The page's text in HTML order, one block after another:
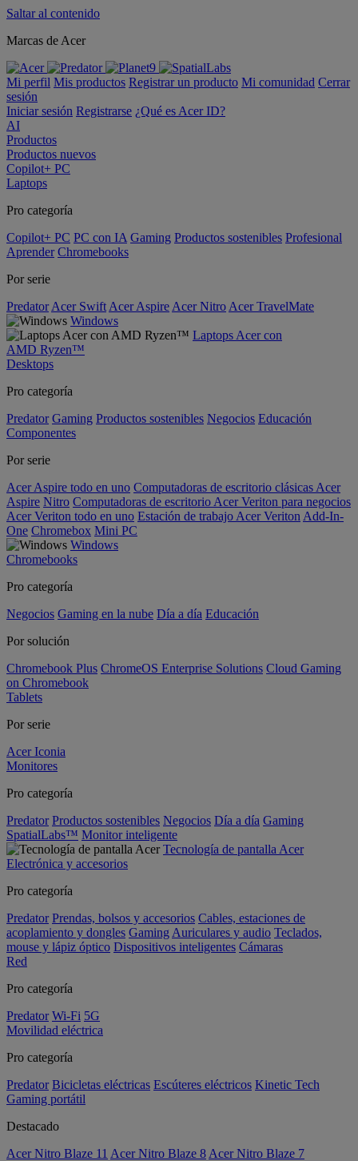
Saltar al contenido
Marcas de Acer
Mi perfil Mis productos Registrar un producto Mi comunidad Cerrar
sesión
Iniciar sesión Registrarse ¿Qué es Acer ID?
AI
Productos
Productos nuevos
Copilot+ PC
Laptops
Pro categoría
Copilot+ PC PC con IA Gaming Productos sostenibles Profesional
Aprender Chromebooks
Por serie
Predator Acer Swift Acer Aspire Acer Nitro Acer TravelMate
Windows
Laptops Acer con
AMD Ryzen™
Desktops
Pro categoría
Predator Gaming Productos sostenibles Negocios Educación
Componentes
Por serie
Acer Aspire todo en uno Computadoras de escritorio clásicas Acer
Aspire Nitro Computadoras de escritorio Acer Veriton para negocios
Acer Veriton todo en uno Estación de trabajo Acer Veriton Add-In-
One Chromebox Mini PC
Windows
Chromebooks
Pro categoría
Negocios Gaming en la nube Día a día Educación
Por solución
Chromebook Plus ChromeOS Enterprise Solutions Cloud Gaming
on Chromebook
Tablets
Por serie
Acer Iconia
Monitores
Pro categoría
Predator Productos sostenibles Negocios Día a día Gaming
SpatialLabs™ Monitor inteligente
Tecnología de pantalla Acer
Electrónica y accesorios
Pro categoría
Predator Prendas, bolsos y accesorios Cables, estaciones de
acoplamiento y dongles Gaming Auriculares y audio Teclados,
mouse y lápiz óptico Dispositivos inteligentes Cámaras
Red
Pro categoría
Predator Wi-Fi 5G
Movilidad eléctrica
Pro categoría
Predator Bicicletas eléctricas Escúteres eléctricos Kinetic Tech
Gaming portátil
Destacado
Acer Nitro Blaze 11 Acer Nitro Blaze 8 Acer Nitro Blaze 7